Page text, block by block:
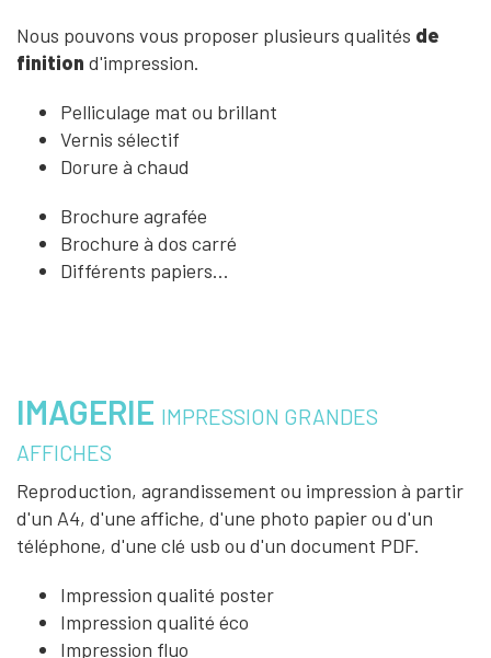
Nous pouvons vous proposer plusieurs qualités de
finition d'impression.
Pelliculage mat ou brillant
Vernis sélectif
Dorure à chaud
Brochure agrafée
Brochure à dos carré
Différents papiers...
IMAGERIE IMPRESSION GRANDES
AFFICHES
Reproduction, agrandissement ou impression à partir
d'un A4, d'une affiche, d'une photo papier ou d'un
téléphone, d'une clé usb ou d'un document PDF.
Impression qualité poster
Impression qualité éco
Impression fluo